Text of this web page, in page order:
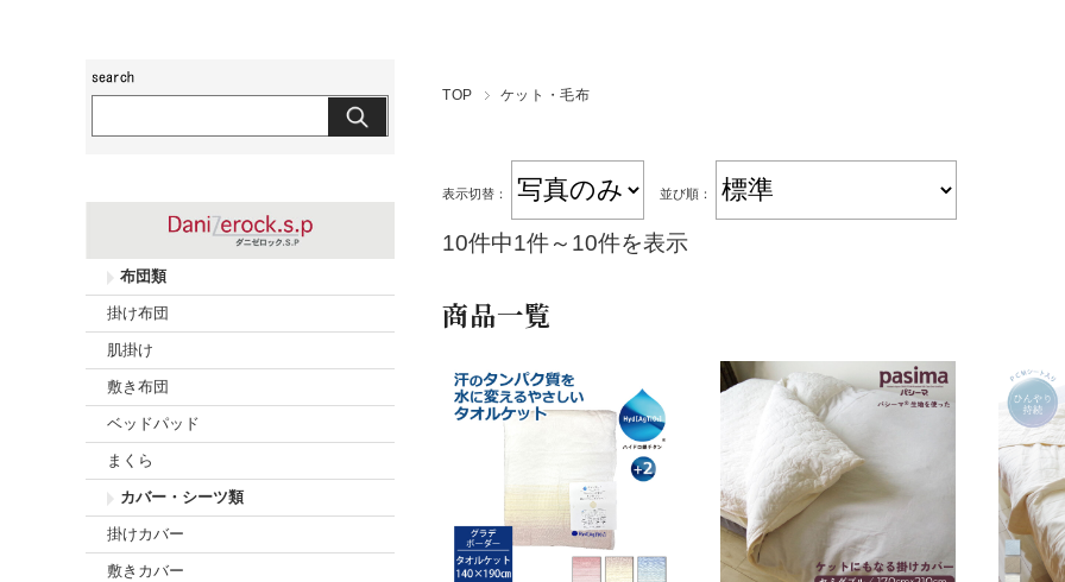
TOP ケット・毛布
表示切替： 並び順：
10件中1件～10件を表示
商品一覧
布団類
掛け布団
肌掛け
敷き布団
ベッドパッド
まくら
カバー・シーツ類
掛けカバー
敷きカバー